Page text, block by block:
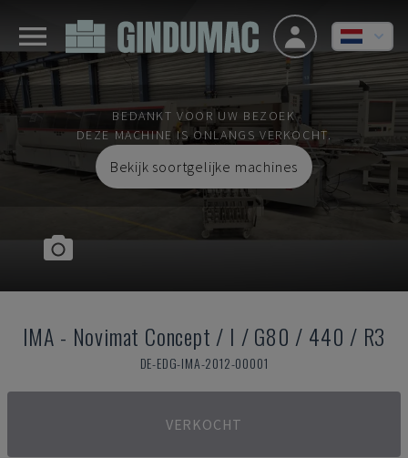
BEDANKT VOOR UW BEZOEK
DEZE MACHINE IS ONLANGS VERKOCHT.
Bekijk soortgelijke machines
IMA - Novimat Concept / I / G80 / 440 / R3
DE-EDG-IMA-2012-00001
VERKOCHT